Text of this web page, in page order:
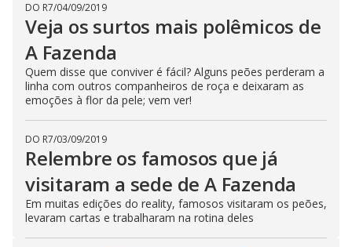
DO R7/04/09/2019
Veja os surtos mais polêmicos de
A Fazenda
Quem disse que conviver é fácil? Alguns peões perderam a
linha com outros companheiros de roça e deixaram as
emoções à flor da pele; vem ver!
DO R7/03/09/2019
Relembre os famosos que já
visitaram a sede de A Fazenda
Em muitas edições do reality, famosos visitaram os peões,
levaram cartas e trabalharam na rotina deles